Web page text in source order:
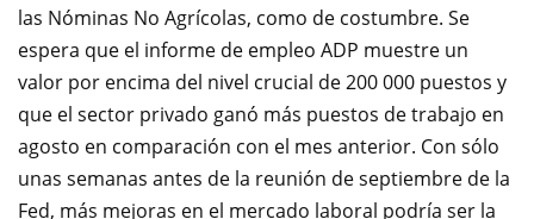
las Nóminas No Agrícolas, como de costumbre. Se
espera que el informe de empleo ADP muestre un
valor por encima del nivel crucial de 200 000 puestos y
que el sector privado ganó más puestos de trabajo en
agosto en comparación con el mes anterior. Con sólo
unas semanas antes de la reunión de septiembre de la
Fed, más mejoras en el mercado laboral podría ser la